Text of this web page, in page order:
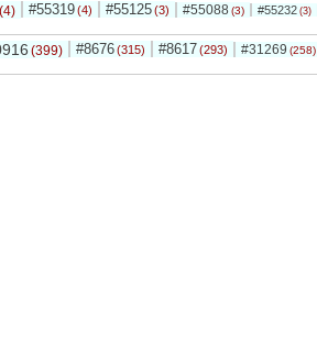
(4) #55319 (4) #55125 (3) #55088 (3) #55232 (3)
(399) #8676 (315) #8617 (293) #31269 (258)